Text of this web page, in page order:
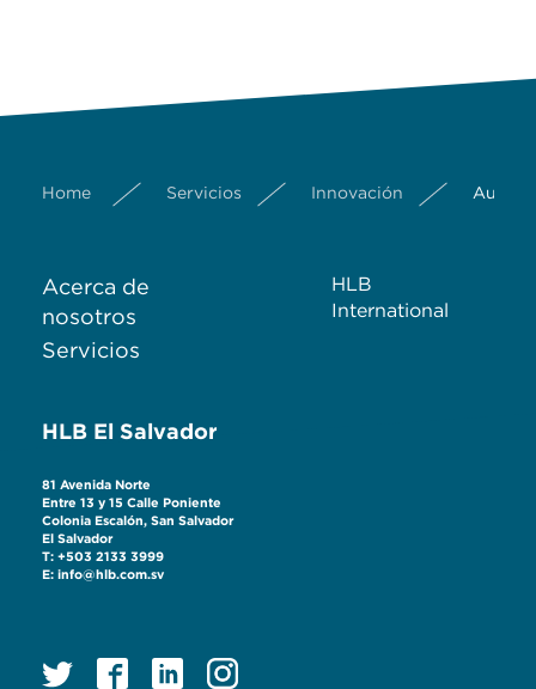
Home Servicios Innovación
Acerca de
nosotros
Servicios
HLB
International
HLB El Salvador
81 Avenida Norte
Entre 13 y 15 Calle Poniente
Colonia Escalón, San Salvador
El Salvador
T: +503 2133 3999
E: info@hlb.com.sv